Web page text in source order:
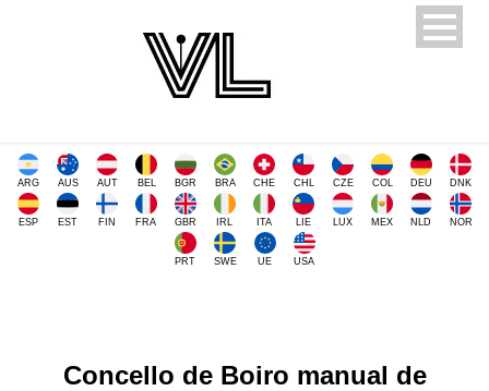
ARG AUS AUT BEL BGR BRA CHE CHL CZE COL DEU DNK
ESP EST FIN FRA GBR IRL ITA LIE LUX MEX NLD NOR
PRT SWE UE USA
Concello de Boiro manual de